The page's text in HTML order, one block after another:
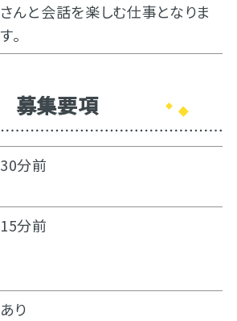
さんと会話を楽しむ仕事となりま
す。
募集要項
30分前
15分前
あり